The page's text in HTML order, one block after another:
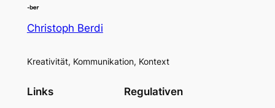
Christoph Berdi
Kreativität, Kommunikation, Kontext
Links Regulativen